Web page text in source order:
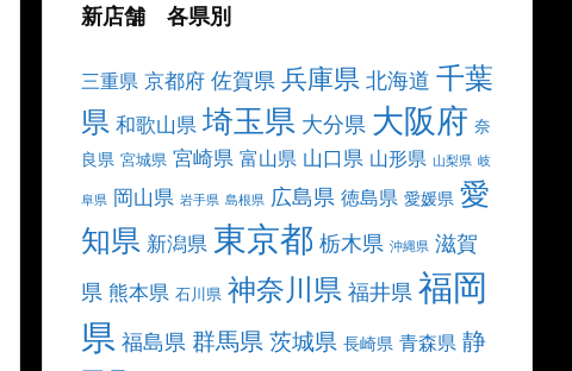
新店舗 各県別
三重県 京都府 佐賀県 兵庫県 北海道 千葉
県 和歌山県 埼玉県 大分県 大阪府 奈
良県 宮城県 宮崎県 富山県 山口県 山形県 山梨県 岐
阜県 岡山県 岩手県 島根県 広島県 徳島県 愛媛県 愛
知県 新潟県 東京都 栃木県 沖縄県 滋賀
県 熊本県 石川県 神奈川県 福井県 福岡
県 福島県 群馬県茨城県 長崎県 青森県 静